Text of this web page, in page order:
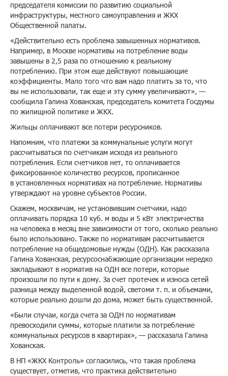
председателя комиссии по развитию социальной
инфраструктуры, местного самоуправления и ЖКХ
Общественной палаты.
«Действительно есть проблема завышенных нормативов.
Например, в Москве нормативы на потребление воды
завышены в 2,5 раза по отношению к реальному
потреблению. При этом еще действуют повышающие
коэффициенты. Мало того что вам надо платить за то, что
вы не использовали, так еще и эту сумму увеличивают», —
сообщила Галина Хованская, председатель комитета Госдумы
по жилищной политике и ЖКХ.
Жильцы оплачивают все потери ресурсников.
Напомним, что платежи за коммунальные услуги могут
рассчитываться по счетчикам исходя из реального
потребления. Если счетчиков нет, то оплачивается
фиксированное количество ресурсов, прописанное
в установленных нормативах на потребление. Нормативы
утверждают на уровне субъектов России.
Скажем, москвичам, не установившим счетчики, надо
оплачивать порядка 10 куб. м воды и 5 кВт электричества
на человека в месяц вне зависимости от того, сколько реально
было использовано. Также по нормативам рассчитывается
потребление на общедомовые нужды (ОДН). Как рассказала
Галина Хованская, ресурсоснабжающие организации нередко
закладывают в норматив на ОДН все потери, которые
произошли по пути к дому. За счет протечек и износа сетей
разница между выделенной водой, светоми т. п. и объемами,
которые реально дошли до дома, может быть существенной.
«Были случаи, когда счета за ОДН по нормативам
превосходили суммы, которые платили за потребление
коммунальных ресурсов в квартирах», — рассказала Галина
Хованская.
В НП «ЖКХ Контроль» согласились, что такая проблема
существует, отметив, что практика действительно